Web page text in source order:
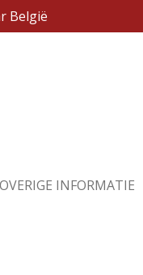
België
OVERIGE INFORMATIE